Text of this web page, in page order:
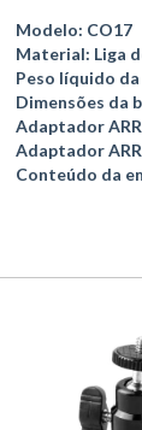
Modelo: CO17
Material: Liga
Peso líquido
Dimensões da
Adaptador
Adaptador
Conteúdo da